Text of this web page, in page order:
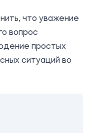
что уважение
вопрос
простых
ситуаций во